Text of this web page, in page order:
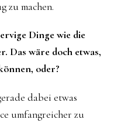
zu machen.
Dinge wie die
Das wäre doch etwas,
oder?
dabei etwas
umfangreicher zu